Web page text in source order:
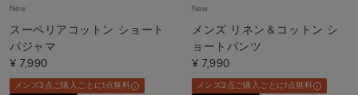
New
スーペリアコットン ショート
パジャマ
¥ 7,990
メンズ3点ご購入ごとに1点無料
New
メンズ リネン＆コットン シ
ョートパンツ
¥ 7,990
メンズ3点ご購入ごとに1点無料